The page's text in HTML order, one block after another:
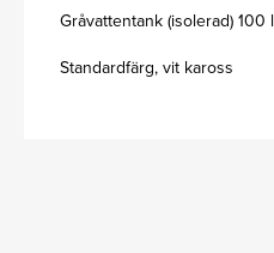
Gråvattentank (isolerad) 100 l
Standardfärg, vit kaross